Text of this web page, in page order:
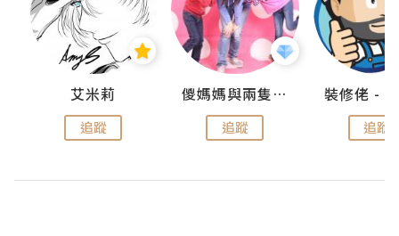
艾米莉
追蹤
儍媽媽與兩隻小魔怪之家
追蹤 追蹤